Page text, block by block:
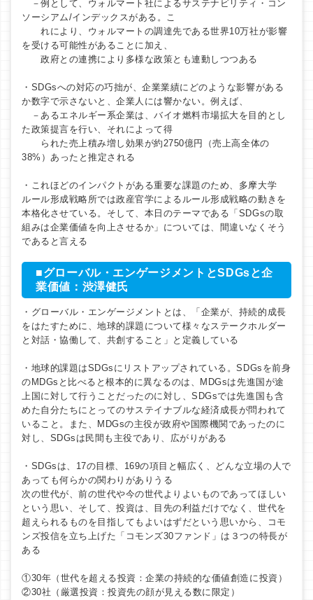
－例として、ウォルマート社によるサステナビリティ・コン
ソーシアム/インデックスがある。こ
れにより、ウォルマートの調達先である世界10万社が影響
を受ける可能性があることに加え、
政府との連携により多様な政策とも連動しつつある
・SDGsへの対応の巧拙が、企業業績にどのような影響がある
か数字で示さないと、企業人には響かない。例えば、
－あるエネルギー系企業は、バイオ燃料市場拡大を目的とし
た政策提言を行い、それによって得
られた売上積み増し効果が約2750億円（売上高全体の
38%）あったと推定される
・これほどのインパクトがある重要な課題のため、多摩大学
ルール形成戦略所では政産官学によるルール形成戦略の動きを
本格化させている。そして、本日のテーマである「SDGsの取
組みは企業価値を向上させるか」については、間違いなくそう
であると言える
■グローバル・エンゲージメントとSDGsと企
業価値：渋澤健氏
・グローバル・エンゲージメントとは、「企業が、持続的成長
をはたすために、地球的課題について様々なステークホルダー
と対話・協働して、共創すること」と定義している
・地球的課題はSDGsにリストアップされている。SDGsを前身
のMDGsと比べると根本的に異なるのは、MDGsは先進国が途
上国に対して行うことだったのに対し、SDGsでは先進国も含
めた自分たちにとってのサステイナブルな経済成長が問われて
いること。また、MDGsの主役が政府や国際機関であったのに
対し、SDGsは民間も主役であり、広がりがある
・SDGsは、17の目標、169の項目と幅広く、どんな立場の人で
あっても何らかの関わりがありうる
次の世代が、前の世代や今の世代よりよいものであってほしい
という思い、そして、投資は、目先の利益だけでなく、世代を
超えられるものを目指してもよいはずだという思いから、コモ
ンズ投信を立ち上げた「コモンズ30ファンド」は３つの特長が
ある
①30年（世代を超える投資：企業の持続的な価値創造に投資）
②30社（厳選投資：投資先の顔が見える数に限定）